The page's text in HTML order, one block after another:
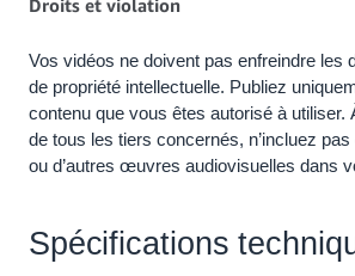
Droits et violation
Vos vidéos ne doivent pas enfreindre les
de propriété intellectuelle. Publiez
contenu que vous êtes autorisé à utiliser.
de tous les tiers concernés, n’incluez
ou d’autres œuvres audiovisuelles dans
Spécifications